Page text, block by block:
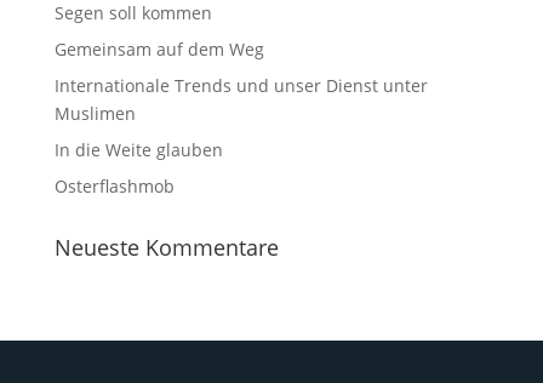
Segen soll kommen
Gemeinsam auf dem Weg
Internationale Trends und unser Dienst unter
Muslimen
In die Weite glauben
Osterflashmob
Neueste Kommentare